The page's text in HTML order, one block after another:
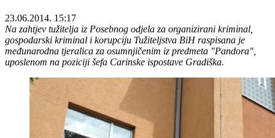
23.06.2014. 15:17
Na zahtjev tužitelja iz Posebnog odjela za organizirani kriminal,
gospodarski kriminal i korupciju Tužiteljstva BiH raspisana je
međunarodna tjeralica za osumnjičenim iz predmeta "Pandora",
uposlenom na poziciji šefa Carinske ispostave Gradiška.